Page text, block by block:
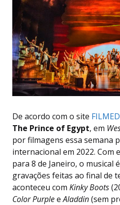
De acordo com o site
The Prince of Egypt, em
por filmagens essa semana
internacional em 2022. Com
para 8 de Janeiro, o musical
gravações feitas ao final de
aconteceu com Kinky Boots
Color PurpleeAladdin(sem